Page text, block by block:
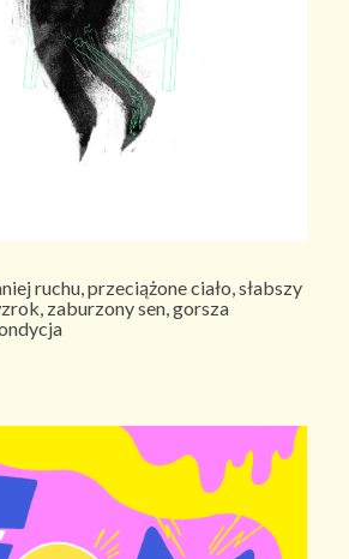
ruchu, przeciążone ciało, słabszy
zaburzony sen, gorsza